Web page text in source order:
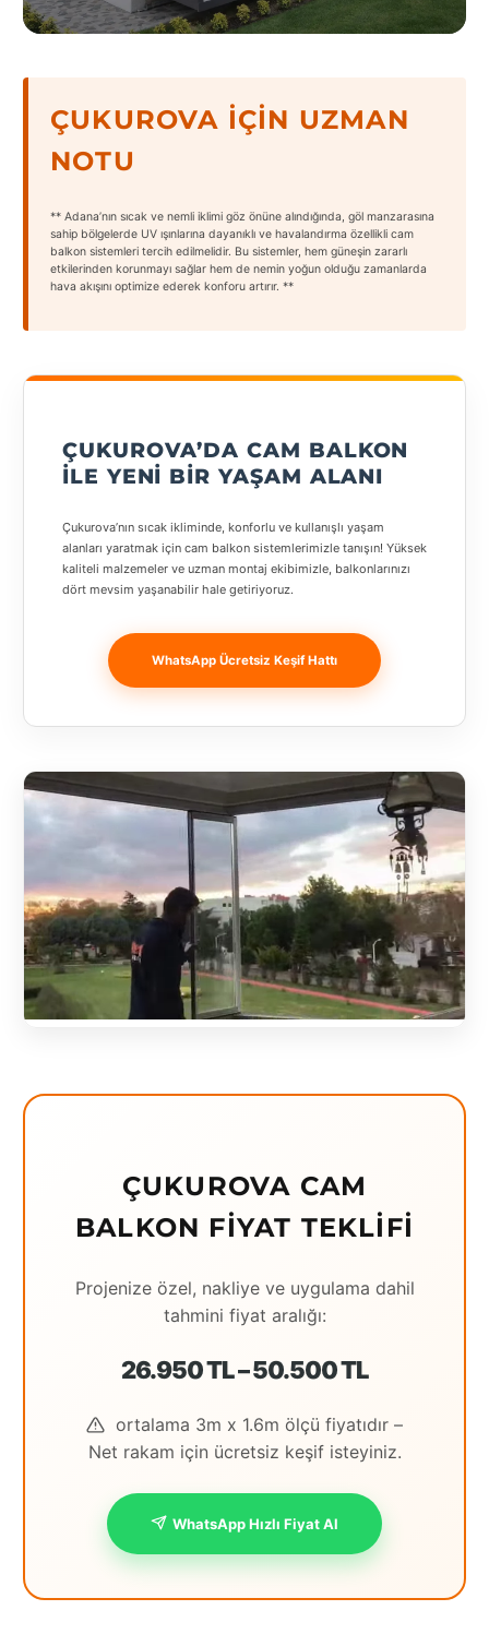
ÇUKUROVA İÇIN UZMAN
NOTU
** Adana’nın sıcak ve nemli iklimi göz önüne alındığında, göl manzarasına
sahip bölgelerde UV ışınlarına dayanıklı ve havalandırma özellikli cam
balkon sistemleri tercih edilmelidir. Bu sistemler, hem güneşin zararlı
etkilerinden korunmayı sağlar hem de nemin yoğun olduğu zamanlarda
hava akışını optimize ederek konforu artırır. **
ÇUKUROVA’DA CAM BALKON
ILE YENI BIR YAŞAM ALANI
Çukurova’nın sıcak ikliminde, konforlu ve kullanışlı yaşam
alanları yaratmak için cam balkon sistemlerimizle tanışın! Yüksek
kaliteli malzemeler ve uzman montaj ekibimizle, balkonlarınızı
dört mevsim yaşanabilir hale getiriyoruz.
WhatsApp Ücretsiz Keşif Hattı
ÇUKUROVA CAM
BALKON FIYAT TEKLIFI
Projenize özel, nakliye ve uygulama dahil
tahmini fiyat aralığı:
26.950 TL – 50.500 TL
ortalama 3m x 1.6m ölçü fiyatıdır –
Net rakam için ücretsiz keşif isteyiniz.
WhatsApp Hızlı Fiyat Al
States
Tüm
Adana
Adıyaman
Antalya
Balıkesir
Luka
Bingöl
Bosnia and
Herzegovina
Bulgaristan
Bursa
Çanakkale
Çekya
Diyarbakır
Eching
Elazığ
Eskişehir
Gaziantep
Houston
İstanbul
İstanbul
Anadolu
Avrupa